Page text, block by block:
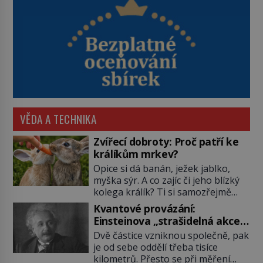
VĚDA A TECHNIKA
Zvířecí dobroty: Proč patří ke
králíkům mrkev?
Opice si dá banán, ježek jablko,
myška sýr. A co zajíc či jeho blízký
kolega králík? Ti si samozřejmě
pochutnají na mrkvi! Proč jsou
podobné představy o potravě
zvířat často spíš mýty? Pokud máte
doma králíka, mrkev mu dát
můžete. A nejspíš mu i bude
Kvantové provázání:
Einsteinova „strašidelná akce
na dálku“ dál mate i fascinuje
vědce
Dvě částice vzniknou společně, pak
je od sebe oddělí třeba tisíce
kilometrů. Přesto se při měření